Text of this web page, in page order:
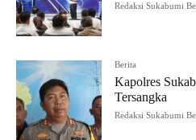
Redaksi Sukabumi
Berita
Kapolres
Tersangka
Redaksi Sukabumi